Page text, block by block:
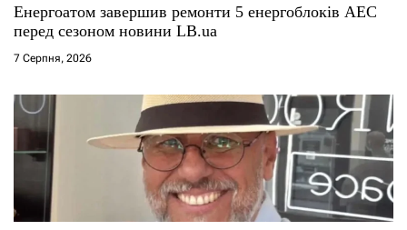
Енергоатом завершив ремонти 5 енергоблоків АЕС
перед сезоном новини LB.ua
7 Серпня, 2026